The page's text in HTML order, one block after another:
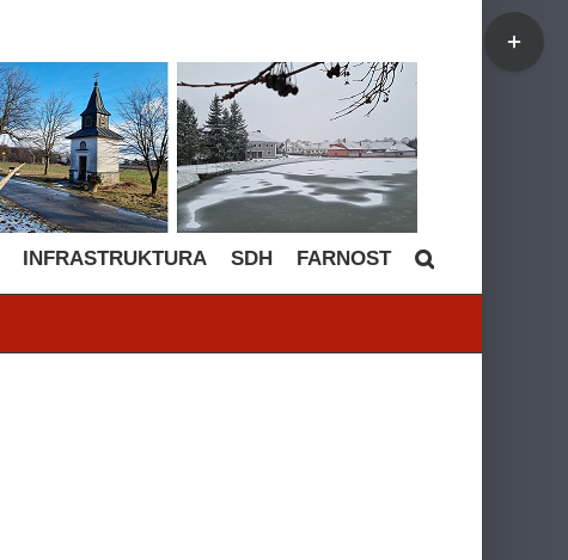
INFRASTRUKTURA SDH FARNOST
Toggle
Sliding